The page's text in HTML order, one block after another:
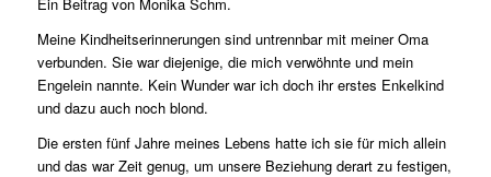
Meine Kindheitserinnerungen sind untrennbar mit meiner Oma
verbunden. Sie war diejenige, die mich verwöhnte und mein
Engelein nannte. Kein Wunder war ich doch ihr erstes Enkelkind
und dazu auch noch blond.
Die ersten fünf Jahre meines Lebens hatte ich sie für mich allein
und das war Zeit genug, um unsere Beziehung derart zu festigen,